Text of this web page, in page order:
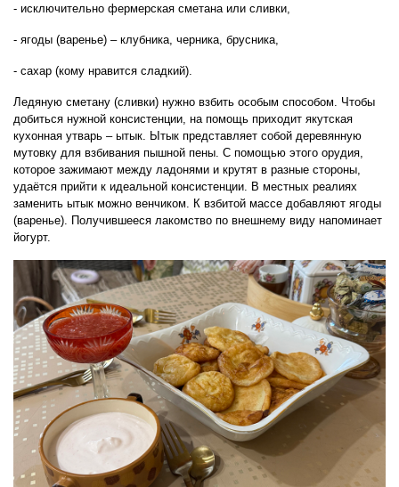
- исключительно фермерская сметана или сливки,
- ягоды (варенье) – клубника, черника, брусника,
- сахар (кому нравится сладкий).
Ледяную сметану (сливки) нужно взбить особым способом. Чтобы
добиться нужной консистенции, на помощь приходит якутская
кухонная утварь – ытык. Ытык представляет собой деревянную
мутовку для взбивания пышной пены. С помощью этого орудия,
которое зажимают между ладонями и крутят в разные стороны,
удаётся прийти к идеальной консистенции. В местных реалиях
заменить ытык можно венчиком. К взбитой массе добавляют ягоды
(варенье). Получившееся лакомство по внешнему виду напоминает
йогурт.